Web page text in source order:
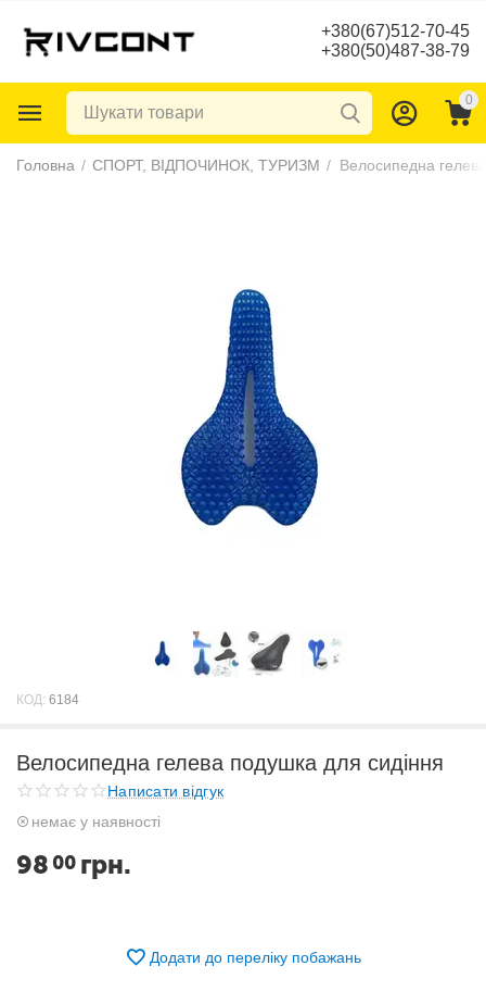
+380(67)512-70-45
+380(50)487-38-79
0
Головна / СПОРТ, ВІДПОЧИНОК, ТУРИЗМ / Велосипедна
КОД: 6184
Велосипедна гелева подушка для сидіння
Написати відгук
немає у наявності
98 00 грн.
Додати до переліку побажань